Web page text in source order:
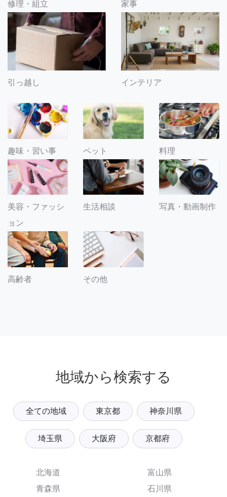
修理・組立 家事
引っ越し インテリア
趣味・習い事 ペット 料理
美容・ファッシ
ョン
生活相談 写真・動画制作
高齢者 その他
地域から検索する
全ての地域 東京都 神奈川県
埼玉県 大阪府 京都府
北海道
青森県
富山県
石川県